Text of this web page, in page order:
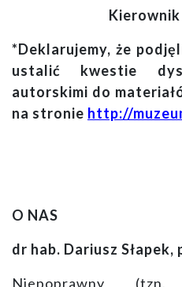
*Deklarujemy, że
ustalić kwestie
autorskimi do
na stronie http://
O NAS
dr hab. Dariusz Słapek,
Niepoprawny